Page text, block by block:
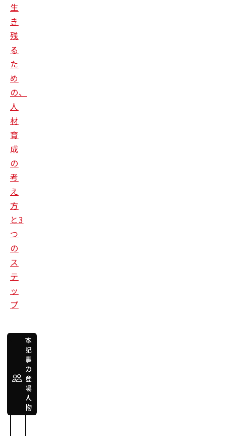
生
き
残
る
た
め
の、
人
材
育
成
の
考
え
方
と3
つ
の
ス
テ
ッ
プ
本
記
事
の
登
場
人
物
高橋
隆史
（旧